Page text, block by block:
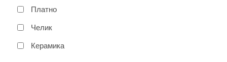
Платно
Челик
Керамика